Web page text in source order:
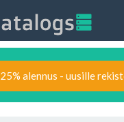
25% alennus - uusille